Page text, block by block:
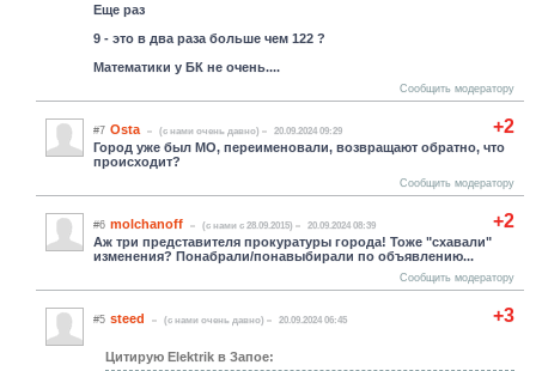
Еще раз
9 - это в два раза больше чем 122 ?
Математики у БК не очень....
Сообщить модератору
+2
#7 Osta (c нами очень давно) 20.09.2024 09:29
Город уже был МО, переименовали, возвращают обратно, что
происходит?
Сообщить модератору
+2
#6 molchanoff (c нами с 28.09.2015) 20.09.2024 08:39
Аж три представителя прокуратуры города! Тоже "схавали"
изменения? Понабрали/понавыбирали по объявлению...
Сообщить модератору
+3
#5 steed (c нами очень давно) 20.09.2024 06:45
Цитирую Elektrik в Запое: